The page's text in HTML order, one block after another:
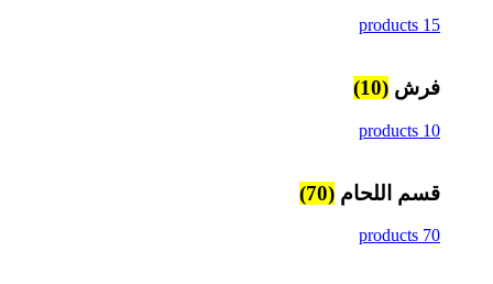
15 products
فرش (10)
10 products
قسم اللحام (70)
70 products